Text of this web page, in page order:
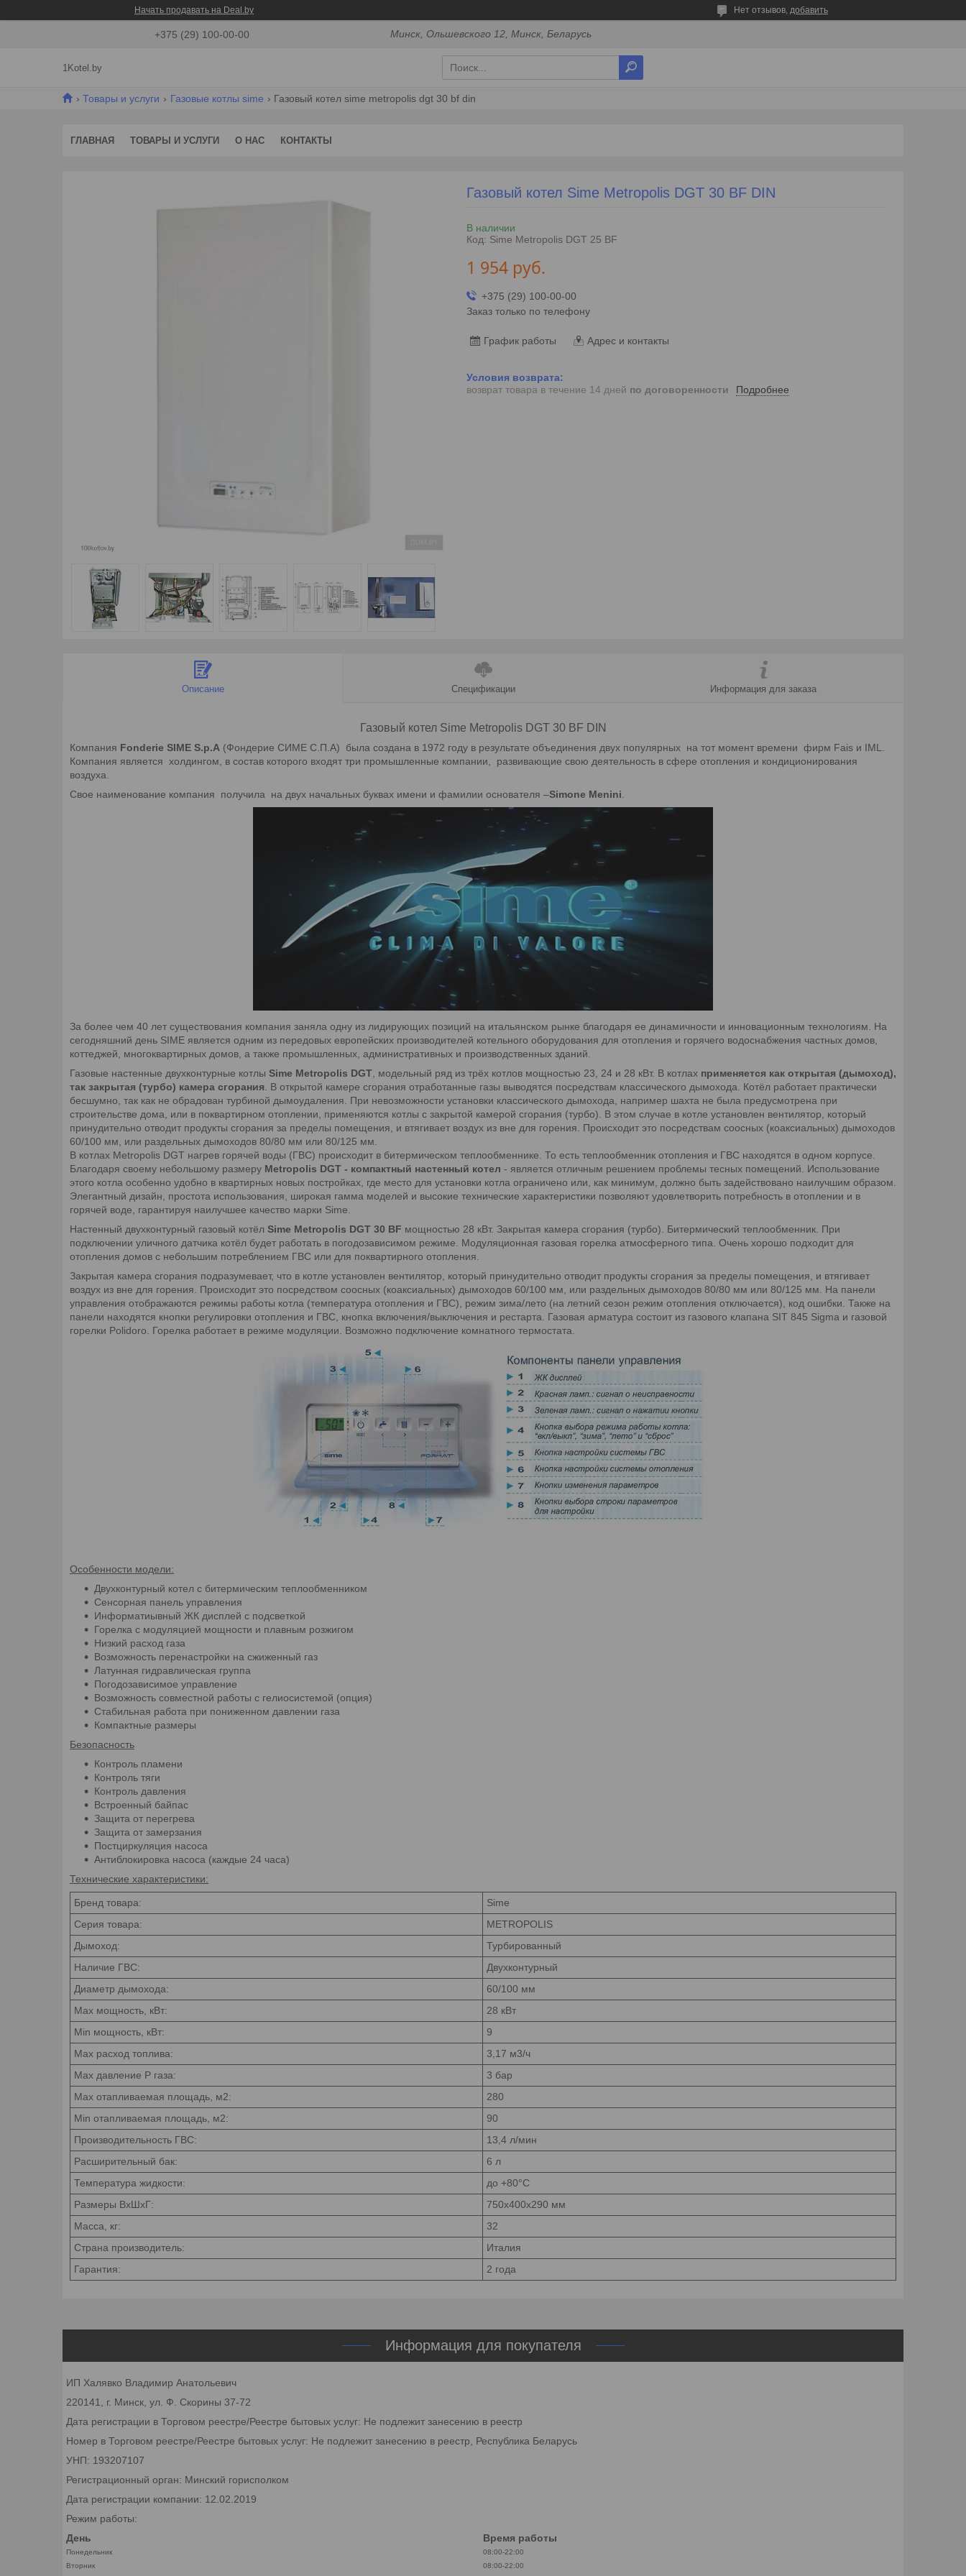
Начать продавать на Deal.by Нет отзывов, добавить
+375 (29) 100-00-00 Минск, Ольшевского 12, Минск, Беларусь
1Kotel.by
Товары и услуги Газовые котлы sime Газовый котел sime metropolis dgt 30 bf din
ГЛАВНАЯ ТОВАРЫ И УСЛУГИ О НАС КОНТАКТЫ
Газовый котел Sime Metropolis DGT 30 BF DIN
В наличии
Код: Sime Metropolis DGT 25 BF
1 954 руб.
+375 (29) 100-00-00
Заказ только по телефону
График работы Адрес и контакты
возврат товара в течение 14 дней по договоренности Подробнее
Описание Спецификации Информация для заказа
Газовый котел Sime Metropolis DGT 30 BF DIN
Компания Fonderie SIME S.p.A (Фондерие СИМЕ С.П.А) была создана в 1972 году в результате объединения двух популярных на тот момент времени фирм Fais и IML.
Компания является холдингом, в состав которого входят три промышленные компании, развивающие свою деятельность в сфере отопления и кондиционирования
воздуха.
Свое наименование компания получила на двух начальных буквах имени и фамилии основателя –Simone Menini
За более чем 40 лет существования компания заняла одну из лидирующих позиций на итальянском рынке благодаря ее динамичности и инновационным технологиям. На
сегодняшний день SIME является одним из передовых европейских производителей котельного оборудования для отопления и горячего водоснабжения частных домов,
коттеджей, многоквартирных домов, а также промышленных, административных и производственных зданий.
Газовые настенные двухконтурные котлы Sime Metropolis DGT , модельный ряд из трёх котлов мощностью 23, 24 и 28 кВт. В котлах применяется как открытая (дымоход),
так закрытая (турбо) камера сгорания . В открытой камере сгорания отработанные газы выводятся посредствам классического дымохода. Котёл работает практически
бесшумно, так как не обрадован турбиной дымоудаления. При невозможности установки классического дымохода, например шахта не была предусмотрена при
строительстве дома, или в поквартирном отоплении, применяются котлы с закрытой камерой сгорания (турбо). В этом случае в котле установлен вентилятор, который
принудительно отводит продукты сгорания за пределы помещения, и втягивает воздух из вне для горения. Происходит это посредствам соосных (коаксиальных) дымоходов
60/100 мм, или раздельных дымоходов 80/80 мм или 80/125 мм.
В котлах Metropolis DGT нагрев горячей воды (ГВС) происходит в битермическом теплообменнике. То есть теплообменник отопления и ГВС находятся в одном корпусе.
Благодаря своему небольшому размеру Metropolis DGT - компактный настенный котел - является отличным решением проблемы тесных помещений. Использование
этого котла особенно удобно в квартирных новых постройках, где место для установки котла ограничено или, как минимум, должно быть задействовано наилучшим образом.
Элегантный дизайн, простота использования, широкая гамма моделей и высокие технические характеристики позволяют удовлетворить потребность в отоплении и в
горячей воде, гарантируя наилучшее качество марки Sime.
Настенный двухконтурный газовый котёл Sime Metropolis DGT 30 BF мощностью 28 кВт. Закрытая камера сгорания (турбо). Битермический теплообменник. При
подключении уличного датчика котёл будет работать в погодозависимом режиме. Модуляционная газовая горелка атмосферного типа. Очень хорошо подходит для
отопления домов с небольшим потреблением ГВС или для поквартирного отопления.
Закрытая камера сгорания подразумевает, что в котле установлен вентилятор, который принудительно отводит продукты сгорания за пределы помещения, и втягивает
воздух из вне для горения. Происходит это посредством соосных (коаксиальных) дымоходов 60/100 мм, или раздельных дымоходов 80/80 мм или 80/125 мм. На панели
управления отображаются режимы работы котла (температура отопления и ГВС), режим зима/лето (на летний сезон режим отопления отключается), код ошибки. Также на
панели находятся кнопки регулировки отопления и ГВС, кнопка включения/выключения и рестарта. Газовая арматура состоит из газового клапана SIT 845 Sigma и газовой
горелки Polidoro. Горелка работает в режиме модуляции. Возможно подключение комнатного термостата.
Особенности модели:
Двухконтурный котел с битермическим теплообменником
Сенсорная панель управления
Информатиывный ЖК дисплей с подсветкой
Горелка с модуляцией мощности и плавным розжигом
Низкий расход газа
Возможность перенастройки на сжиженный газ
Латунная гидравлическая группа
Погодозависимое управление
Возможность совместной работы с гелиосистемой (опция)
Стабильная работа при пониженном давлении газа
Компактные размеры
Безопасность
Контроль пламени
Контроль тяги
Контроль давления
Встроенный байпас
Защита от перегрева
Защита от замерзания
Постциркуляция насоса
Антиблокировка насоса (каждые 24 часа)
Технические характеристики:
Бренд товара:
Sime
Серия товара:
METROPOLIS
Дымоход:
Турбированный
Наличие ГВС:
Двухконтурный
Диаметр дымохода:
60/100 мм
Max мощность, кВт:
28 кВт
Min мощность, кВт:
9
Мах расход топлива:
3,17 м3/ч
Max давление P газа:
3 бар
Max отапливаемая площадь, м2:
280
Min отапливаемая площадь, м2:
90
Производительность ГВС:
13,4 л/мин
Расширительный бак:
6 л
Температура жидкости:
до +80°C
Размеры ВхШхГ:
750х400х290 мм
Масса, кг:
32
Страна производитель:
Италия
Гарантия:
2 года
Информация для покупателя
ИП Халявко Владимир Анатольевич
220141, г. Минск, ул. Ф. Скорины 37-72
Дата регистрации в Торговом реестре/Реестре бытовых услуг: Не подлежит занесению в реестр
Номер в Торговом реестре/Реестре бытовых услуг: Не подлежит занесению в реестр, Республика Беларусь
УНП: 193207107
Регистрационный орган: Минский горисполком
Дата регистрации компании: 12.02.2019
Режим работы:
День
Время работы
Понедельник
08:00-22:00
Вторник
08:00-22:00